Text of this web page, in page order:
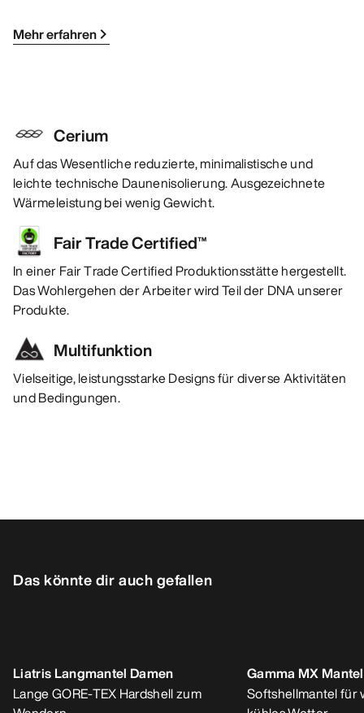
Mehr erfahren
Cerium
Auf das Wesentliche reduzierte, minimalistische und
leichte technische Daunenisolierung. Ausgezeichnete
Wärmeleistung bei wenig Gewicht.
Fair Trade Certified™
In einer Fair Trade Certified Produktionsstätte hergestellt.
Das Wohlergehen der Arbeiter wird Teil der DNA unserer
Produkte.
Multifunktion
Vielseitige, leistungsstarke Designs für diverse Aktivitäten
und Bedingungen.
Das könnte dir auch gefallen